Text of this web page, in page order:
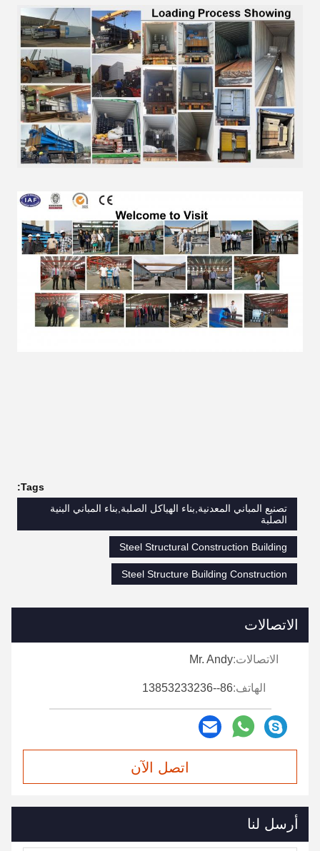
Tags:
تصنيع المباني المعدنية,بناء الهياكل الصلبة,بناء المباني البنية
الصلبة
Steel Structural Construction Building
Steel Structure Building Construction
الاتصالات
الاتصالات:Mr. Andy
الهاتف:86--13853233236
اتصل الآن
أرسل لنا